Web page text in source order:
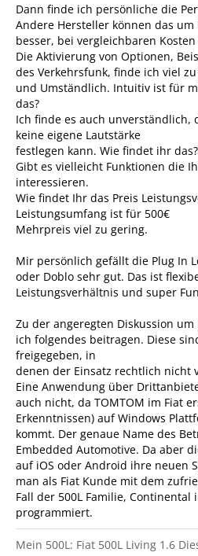
Dann finde ich persönliche die
Andere Hersteller können das um
besser, bei vergleichbaren
Die Aktivierung von Optionen,
des Verkehrsfunk, finde ich viel
und Umständlich. Intuitiv ist für
das?
Ich finde es auch unverständlich,
keine eigene Lautstärke
festlegen kann. Wie findet ihr das?
Gibt es vielleicht Funktionen die
interessieren.
Wie findet Ihr das Preis
Leistungsumfang ist für 500€
Mehrpreis viel zu gering.
Mir persönlich gefällt die Plug In
oder Doblo sehr gut. Das ist
Leistungsverhältnis und super
Zu der angeregten Diskussion
ich folgendes beitragen. Diese
freigegeben, in
denen der Einsatz rechtlich nicht
Eine Anwendung über
auch nicht, da TOMTOM im Fiat
Erkenntnissen) auf Windows
kommt. Der genaue Name des
Embedded Automotive. Da aber
auf iOS oder Android ihre neuen
man als Fiat Kunde mit dem
Fall der 500L Familie, Continental
programmiert.
Mein 500L: Fiat 500L Living 1.6